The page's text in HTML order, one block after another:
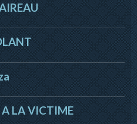
A LA VICTIME